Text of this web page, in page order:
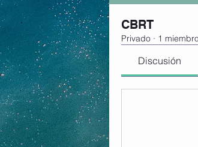
CBRT
Privado · 1
Discusión